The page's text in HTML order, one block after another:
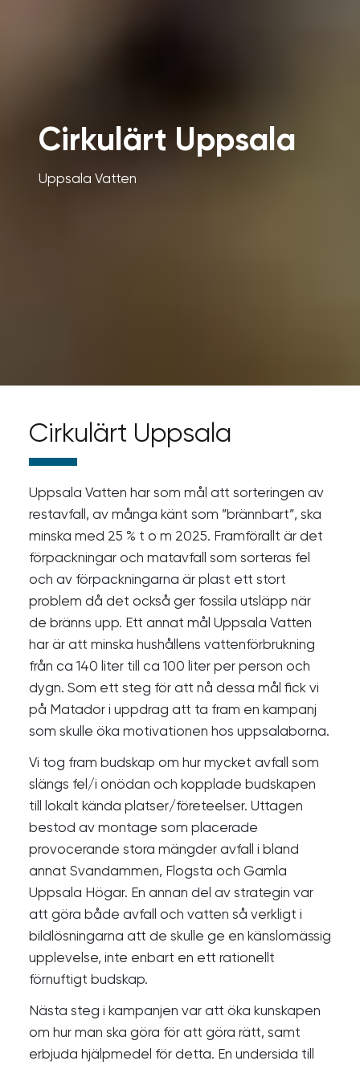
Cirkulärt Uppsala
Uppsala Vatten
Cirkulärt Uppsala
Uppsala Vatten har som mål att sorteringen av
restavfall, av många känt som ”brännbart”, ska
minska med 25 % t o m 2025. Framförallt är det
förpackningar och matavfall som sorteras fel
och av förpackningarna är plast ett stort
problem då det också ger fossila utsläpp när
de bränns upp. Ett annat mål Uppsala Vatten
har är att minska hushållens vattenförbrukning
från ca 140 liter till ca 100 liter per person och
dygn. Som ett steg för att nå dessa mål fick vi
på Matador i uppdrag att ta fram en kampanj
som skulle öka motivationen hos uppsalaborna.
Vi tog fram budskap om hur mycket avfall som
slängs fel/i onödan och kopplade budskapen
till lokalt kända platser/företeelser. Uttagen
bestod av montage som placerade
provocerande stora mängder avfall i bland
annat Svandammen, Flogsta och Gamla
Uppsala Högar. En annan del av strategin var
att göra både avfall och vatten så verkligt i
bildlösningarna att de skulle ge en känslomässig
upplevelse, inte enbart en ett rationellt
förnuftigt budskap.
Nästa steg i kampanjen var att öka kunskapen
om hur man ska göra för att göra rätt, samt
erbjuda hjälpmedel för detta. En undersida till